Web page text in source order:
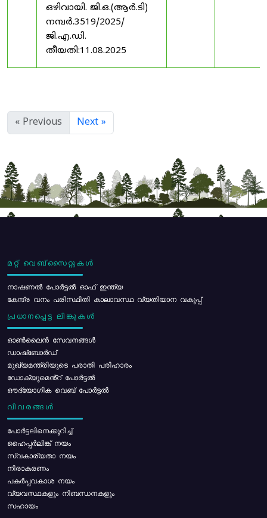
ഒഴിവായി. ജി.ഒ.(ആർ.ടി)
നമ്പർ.3519/2025/
ജി.എ.ഡി.
തീയതി:11.08.2025
« Previous Next »
മറ്റ് വെബ്സൈറ്റുകൾ
നാഷണൽ പോർട്ടൽ ഓഫ് ഇന്ത്യ
കേന്ദ്ര വനം പരിസ്ഥിതി കാലാവസ്ഥ വ്യതിയാന വകുപ്പ്
പ്രധാനപ്പെട്ട ലിങ്കുകൾ
ഓൺലൈൻ സേവനങ്ങൾ
ഡാഷ്ബോർഡ്
മുഖ്യമന്ത്രിയുടെ പരാതി പരിഹാരം
ഡോക്യുമെൻ്റ് പോർട്ടൽ
ഔദ്യോഗിക വെബ് പോർട്ടൽ
വിവരങ്ങൾ
പോര്‍ട്ടലിനെക്കുറിച്ച്
ഹൈപ്പർലിങ്ക് നയം
സ്വകാര്യതാ നയം
നിരാകരണം
പകർപ്പവകാശ നയം
വ്യവസ്ഥകളും നിബന്ധനകളും
സഹായം